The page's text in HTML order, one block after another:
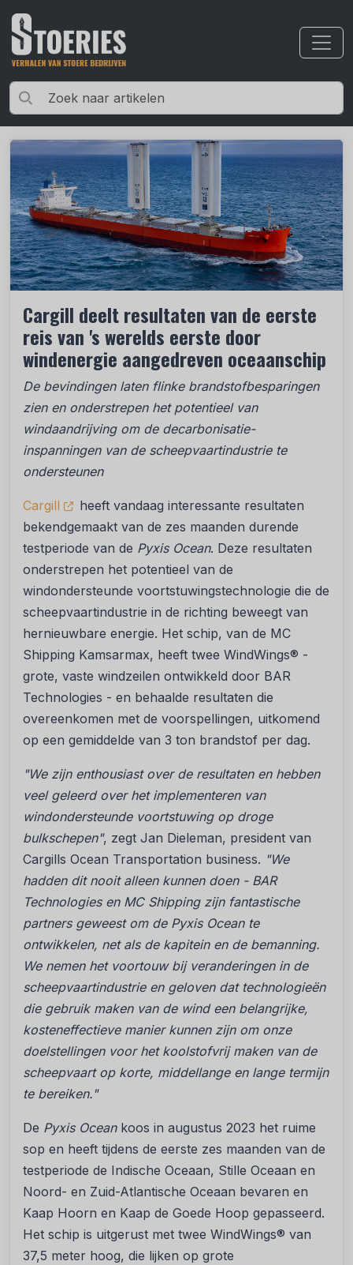
Cargill deelt resultaten van de eerste
reis van 's werelds eerste door
windenergie aangedreven oceaanschip
De bevindingen laten flinke brandstofbesparingen
zien en onderstrepen het potentieel van
windaandrijving om de decarbonisatie-
inspanningen van de scheepvaartindustrie te
ondersteunen
Cargill
heeft vandaag interessante resultaten
bekendgemaakt van de zes maanden durende
testperiode van de Pyxis Ocean. Deze resultaten
onderstrepen het potentieel van de
windondersteunde voortstuwingstechnologie die de
scheepvaartindustrie in de richting beweegt van
hernieuwbare energie. Het schip, van de MC
Shipping Kamsarmax, heeft twee WindWings® -
grote, vaste windzeilen ontwikkeld door BAR
Technologies - en behaalde resultaten die
overeenkomen met de voorspellingen, uitkomend
op een gemiddelde van 3 ton brandstof per dag.
"We zijn enthousiast over de resultaten en hebben
veel geleerd over het implementeren van
windondersteunde voortstuwing op droge
bulkschepen", zegt Jan Dieleman, president van
Cargills Ocean Transportation business. "We
hadden dit nooit alleen kunnen doen - BAR
Technologies en MC Shipping zijn fantastische
partners geweest om de Pyxis Ocean te
ontwikkelen, net als de kapitein en de bemanning.
We nemen het voortouw bij veranderingen in de
scheepvaartindustrie en geloven dat technologieën
die gebruik maken van de wind een belangrijke,
kosteneffectieve manier kunnen zijn om onze
doelstellingen voor het koolstofvrij maken van de
scheepvaart op korte, middellange en lange termijn
te bereiken."
De Pyxis Oceankoos in augustus 2023 het ruime
sop en heeft tijdens de eerste zes maanden van de
testperiode de Indische Oceaan, Stille Oceaan en
Noord- en Zuid-Atlantische Oceaan bevaren en
Kaap Hoorn en Kaap de Goede Hoop gepasseerd.
Het schip is uitgerust met twee WindWings® van
37,5 meter hoog, die lijken op grote